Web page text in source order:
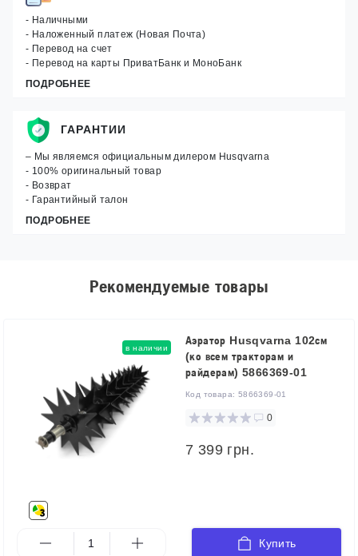
- Наличными
- Наложенный платеж (Новая Почта)
- Перевод на счет
- Перевод на карты ПриватБанк и МоноБанк
ПОДРОБНЕЕ
ГАРАНТИИ
– Мы являемся официальным дилером Husqvarna
- 100% оригинальный товар
- Возврат
- Гарантийный талон
ПОДРОБНЕЕ
Рекомендуемые товары
в наличии
Аэратор Husqvarna 102см
(ко всем тракторам и
райдерам) 5866369-01
Код товара: 5866369-01
0
7 399 грн.
Купить